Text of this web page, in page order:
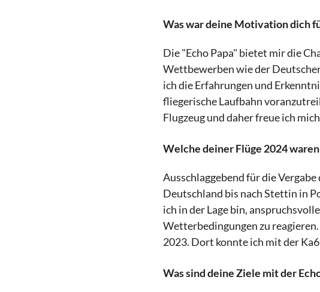
Was war deine Motivation dich
Die "Echo Papa" bietet mir die
Wettbewerben wie der
ich die Erfahrungen und
fliegerische Laufbahn
Flugzeug und daher freue ich
Welche deiner Flüge 2024
Ausschlaggebend für die
Deutschland bis nach Stettin in
ich in der Lage bin,
Wetterbedingungen zu
2023. Dort konnte ich mit der Ka6
Was sind deine Ziele mit der